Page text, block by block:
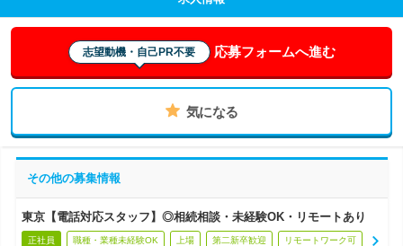
志望動機・自己PR不要 応募フォームへ進む
気になる
その他の募集情報
東京【電話対応スタッフ】◎相続相談・未経験OK・リモートあり
正社員 職種・業種未経験OK 上場 第二新卒歓迎 リモートワーク可